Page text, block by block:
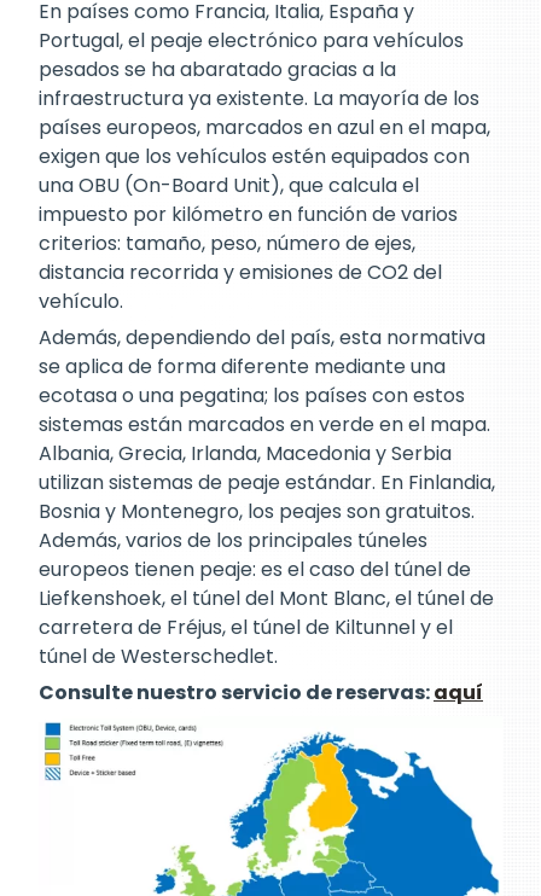
En países como Francia, Italia, España y
Portugal, el peaje electrónico para vehículos
pesados se ha abaratado gracias a la
infraestructura ya existente. La mayoría de los
países europeos, marcados en azul en el mapa,
exigen que los vehículos estén equipados con
una OBU (On-Board Unit), que calcula el
impuesto por kilómetro en función de varios
criterios: tamaño, peso, número de ejes,
distancia recorrida y emisiones de CO2 del
vehículo.
Además, dependiendo del país, esta normativa
se aplica de forma diferente mediante una
ecotasa o una pegatina; los países con estos
sistemas están marcados en verde en el mapa.
Albania, Grecia, Irlanda, Macedonia y Serbia
utilizan sistemas de peaje estándar. En Finlandia,
Bosnia y Montenegro, los peajes son gratuitos.
Además, varios de los principales túneles
europeos tienen peaje: es el caso del túnel de
Liefkenshoek, el túnel del Mont Blanc, el túnel de
carretera de Fréjus, el túnel de Kiltunnel y el
túnel de Westerschedlet.
Consulte nuestro servicio de reservas:aquí